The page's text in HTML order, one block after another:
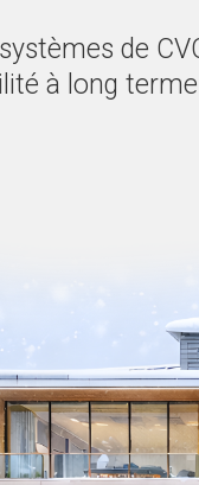
de
à long